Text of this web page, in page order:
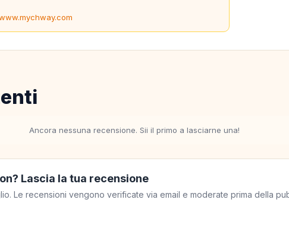
Ancora nessuna recensione. Sii il primo a lasciarne una!
Lascia la tua recensione
Le recensioni vengono verificate via email e moderate prima della